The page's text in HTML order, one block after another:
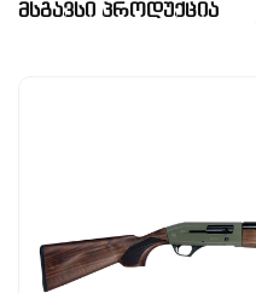
Მსგავსი Პროდუქცია